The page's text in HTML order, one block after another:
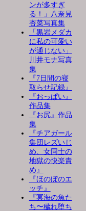
ンが多すぎ
る！」八奈見
杏菜写真集
「黒岩メダカ
に私の可愛い
が通じない」
川井モナ写真
集
『7日間の寝
取らせ記録』
『おっぱい』
作品集
『お尻』作品
集
『チアガール
集団レズいじ
め、女同士の
地獄の快楽責
め』
『ほのぼのエ
ッチ』
『冥海の魚た
ち〜穢れ堕ち